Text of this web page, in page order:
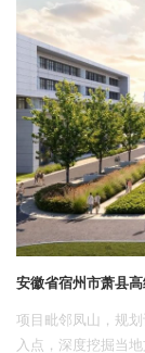
安徽省宿州市萧县
项目毗邻凤山，规
入点，深度挖掘当